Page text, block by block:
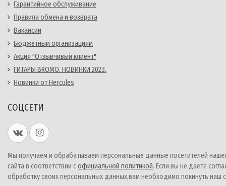
Гарантийное обслуживание
Правила обмена и возврата
Вакансии
Бюджетным организациям
Акция "Отзывчивый клиент"
ГИТАРЫ BROMO. НОВИНКИ 2023.
Новинки от Hercules
СОЦСЕТИ
Мы получаем и обрабатываем персональные данные посетителей
сайта в соответствии софициальной политикой. Если вы не даете
обработку своих персональных данных,вам необходимо покинуть наш